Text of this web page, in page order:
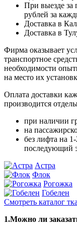
При выезде
рублей за
Доставка в
Доставка в
Фирма оказывает
транспортное
необходимости
на место их
Оплата доставки
производится
при наличии
на
без лифта на
последующий
Астра
Флок
Рогожка
Гобелен
Смотреть каталог
1.Можно ли